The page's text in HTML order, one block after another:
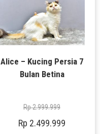
Alice – Kucing Persia 7
Bulan Betina
Rp2.999.999
Rp 2.499.999